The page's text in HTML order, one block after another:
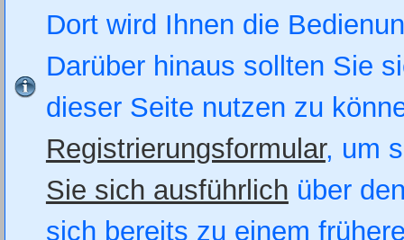
Dort wird Ihnen die
Darüber hinaus sollten Sie
dieser Seite nutzen zu
Registrierungsformular, um
Sie sich ausführlich über
sich bereits zu einem